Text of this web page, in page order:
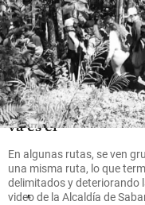
Fútbol
Video:
Lionel
Messi
marcó
doblete y
ya es el
de la
Leagues
Cup
En algunas rutas, se ven
una misma ruta, lo que
delimitados y deteriorando
video de la Alcaldía de